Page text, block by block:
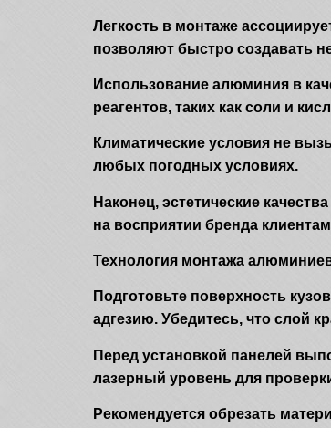
Легкость в монтаже
позволяют быстро создавать
Использование алюминия в
реагентов, таких как соли и
Климатические условия не
любых погодных условиях.
Наконец, эстетические
на восприятии бренда
Технология монтажа
Подготовьте поверхность
адгезию. Убедитесь, что слой
Перед установкой панелей
лазерный уровень для
Рекомендуется обрезать